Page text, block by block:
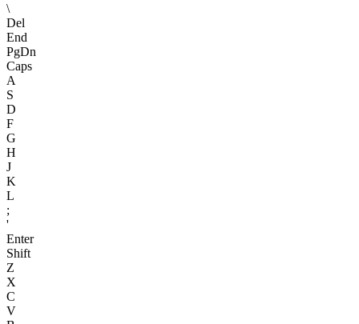
\
Del
End
PgDn
Caps
A
S
D
F
G
H
J
K
L
;
'
Enter
Shift
Z
X
C
V